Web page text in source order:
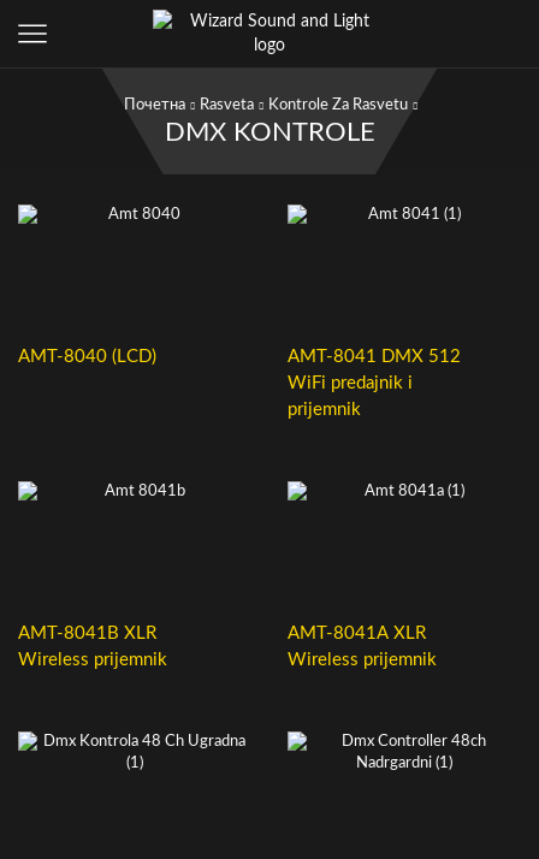
Почетна Rasveta Kontrole Za Rasvetu
DMX KONTROLE
AMT-8040 (LCD)
AMT-8041 DMX 512
WiFi predajnik i
prijemnik
AMT-8041B XLR
Wireless prijemnik
AMT-8041A XLR
Wireless prijemnik